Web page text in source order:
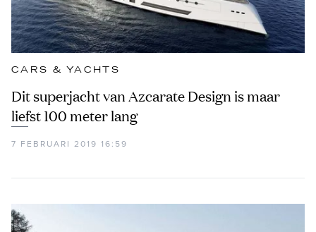
CARS & YACHTS
Dit superjacht van Azcarate Design is maar
liefst 100 meter lang
7 FEBRUARI 2019 16:59